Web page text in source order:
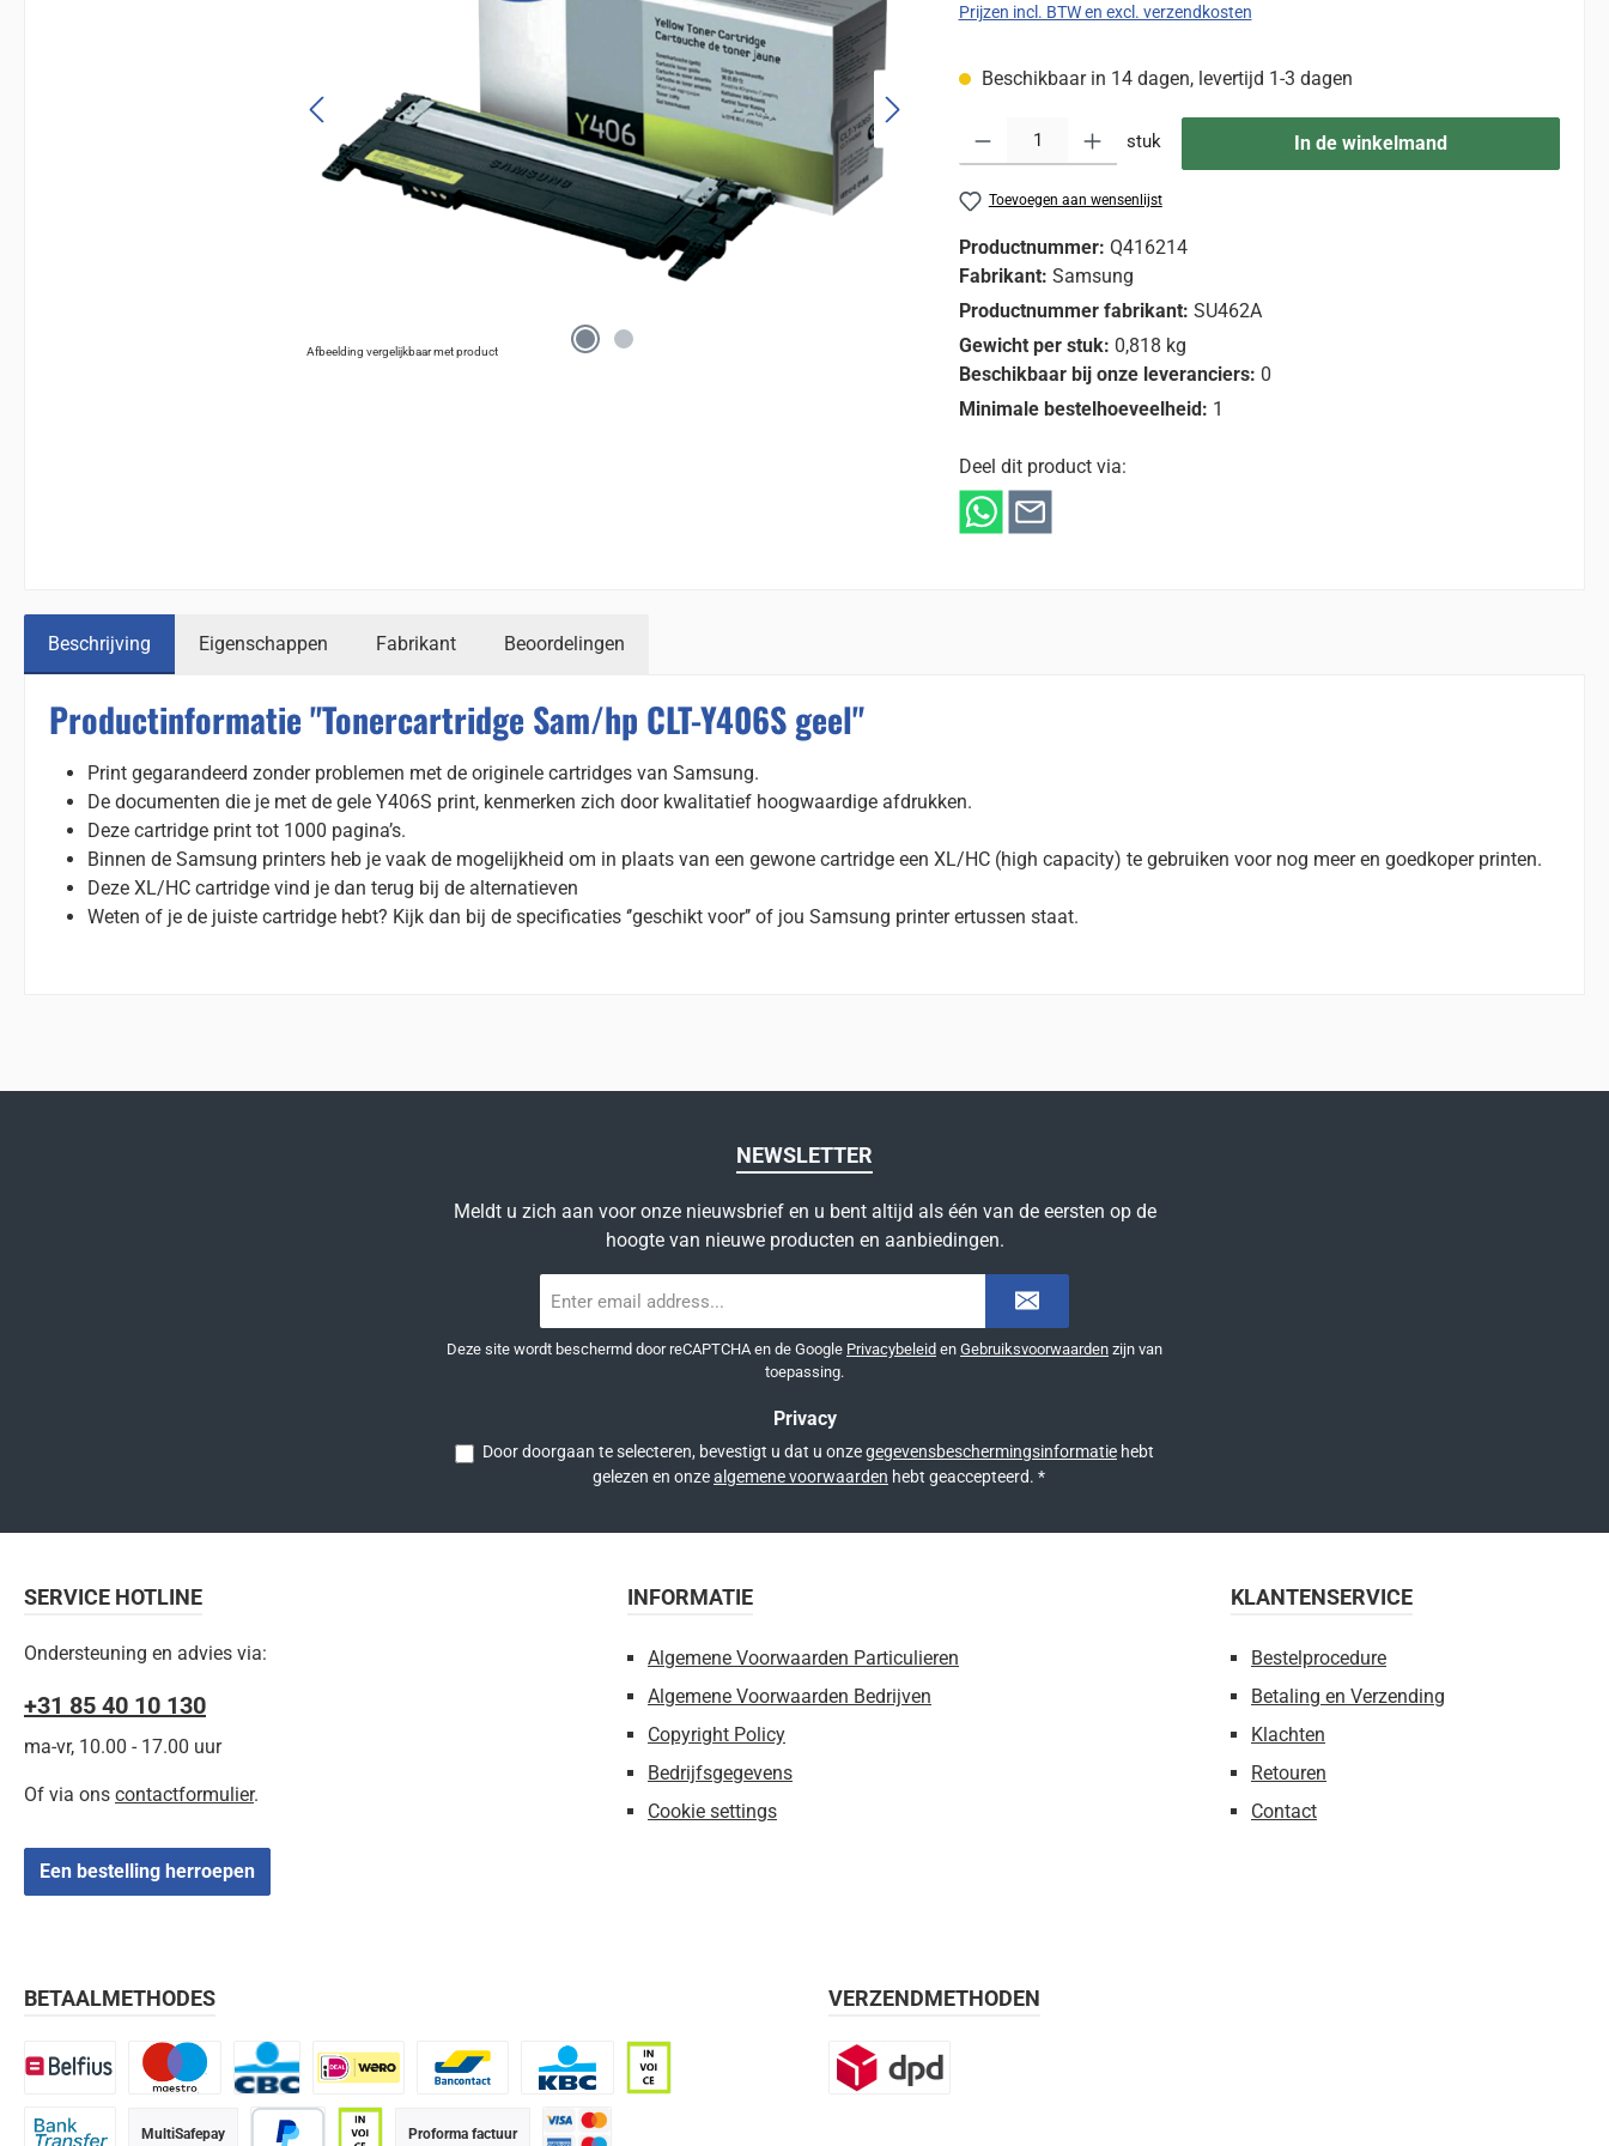
Afbeelding vergelijkbaar met product
Prijzen incl. BTW en excl. verzendkosten
Beschikbaar in 14 dagen, levertijd 1-3 dagen
Producthoeveelheid: Voer de gewenste hoeveelheid in of gebruik de knoppen om de
stuk In de winkelmand
Toevoegen aan wensenlijst
Productnummer: Q416214
Fabrikant: Samsung
Productnummer fabrikant: SU462A
Gewicht per stuk: 0,818 kg
Beschikbaar bij onze leveranciers: 0
Minimale bestelhoeveelheid: 1
Deel dit product via:
Beschrijving Eigenschappen Fabrikant Beoordelingen
Productinformatie "Tonercartridge Sam/hp CLT-Y406S geel"
Print gegarandeerd zonder problemen met de originele cartridges van Samsung.
De documenten die je met de gele Y406S print, kenmerken zich door kwalitatief hoogwaardige afdrukken.
Deze cartridge print tot 1000 pagina’s.
Binnen de Samsung printers heb je vaak de mogelijkheid om in plaats van een gewone cartridge een XL/HC (high capacity) te gebruiken voor nog meer en goedkoper printen.
Deze XL/HC cartridge vind je dan terug bij de alternatieven
Weten of je de juiste cartridge hebt? Kijk dan bij de specificaties ‘’geschikt voor’’ of jou Samsung printer ertussen staat.
NEWSLETTER
Meldt u zich aan voor onze nieuwsbrief en u bent altijd als één van de eersten op de
hoogte van nieuwe producten en aanbiedingen.
mailadres
Deze site wordt beschermd door reCAPTCHA en de Google Privacybeleid en Gebruiksvoorwaarden zijn van
toepassing.
Privacy
Door doorgaan te selecteren, bevestigt u dat u onzegegevensbeschermingsinformatie hebt
gelezen en onzealgemene voorwaarden hebt geaccepteerd. *
SERVICE HOTLINE
Ondersteuning en advies via:
+31 85 40 10 130
ma-vr, 10.00 - 17.00 uur
Of via ons contactformulier.
Een bestelling herroepen
INFORMATIE
Algemene Voorwaarden Particulieren
Algemene Voorwaarden Bedrijven
Copyright Policy
Bedrijfsgegevens
Cookie settings
KLANTENSERVICE
Bestelprocedure
Betaling en Verzending
Klachten
Retouren
Contact
BETAALMETHODES
iDEAL | Wero
MultiSafepay Proforma factuur
CBC
VERZENDMETHODEN